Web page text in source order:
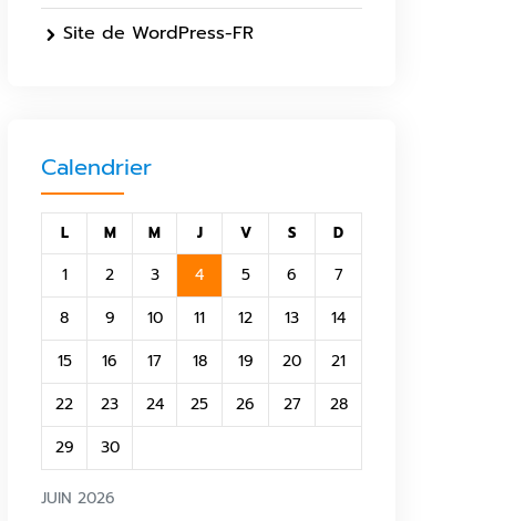
Site de WordPress-FR
Calendrier
JUIN 2026
L M M J V S D
1 2 3 4 5 6
7
8
9 10 11 12 13
14
15
16 17 18 19 20
21
22
23 24 25 26 27
28
29
30